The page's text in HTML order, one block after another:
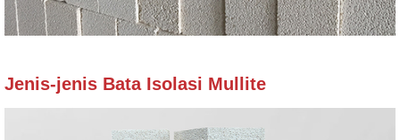
Jenis-jenis Bata Isolasi Mullite